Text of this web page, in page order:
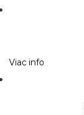
Viac info